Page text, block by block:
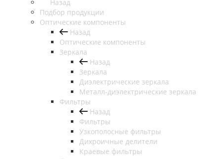
Назад
Подбор продукции
Оптические компоненты
Назад
Оптические компоненты
Зеркала
Назад
Зеркала
Диэлектрические зеркала
Металл-диэлектрические зеркала
Фильтры
Назад
Фильтры
Узкополосные фильтры
Дихроичные делители
Краевые фильтры